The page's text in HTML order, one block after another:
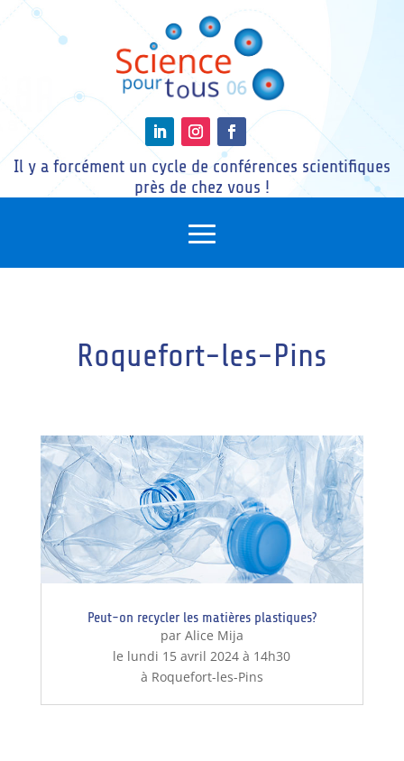
Il y a forcément un cycle de conférences scientifiques
près de chez vous !
Roquefort-les-Pins
Peut-on recycler les matières plastiques?
par Alice Mija
le lundi 15 avril 2024 à 14h30
à Roquefort-les-Pins